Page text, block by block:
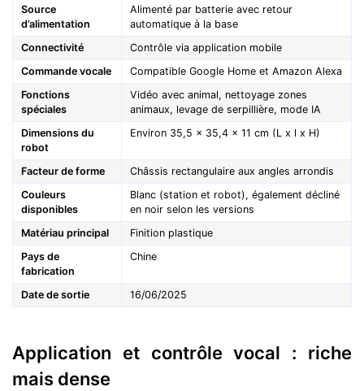
Source
d’alimentation
Alimenté par batterie avec retour
automatique à la base
Connectivité
Contrôle via application mobile
Commande vocale
Compatible Google Home et Amazon Alexa
Fonctions
spéciales
Vidéo avec animal, nettoyage zones
animaux, levage de serpillière, mode IA
Dimensions du
robot
Environ 35,5 x 35,4 x 11 cm (L x l x H)
Facteur de forme
Châssis rectangulaire aux angles arrondis
Couleurs
disponibles
Blanc (station et robot), également décliné
en noir selon les versions
Matériau principal
Finition plastique
Pays de
fabrication
Chine
Date de sortie 16/06/2025
Application et contrôle vocal : riche
mais dense